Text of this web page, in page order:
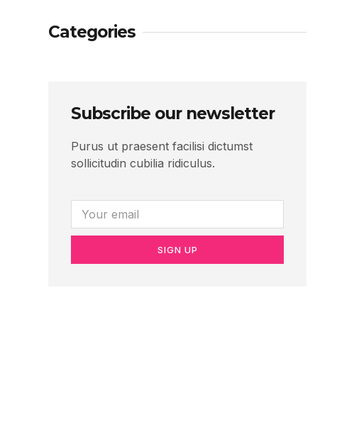
Categories
Subscribe our newsletter
Purus ut praesent facilisi dictumst
sollicitudin cubilia ridiculus.
SIGN UP